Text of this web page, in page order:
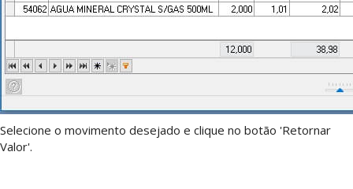
Selecione o movimento desejado e clique no botão 'Retornar
Valor'.